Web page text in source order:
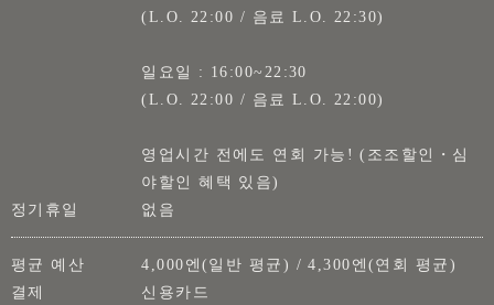
(L.O. 22:00 / 음료 L.O. 22:30)
일요일 : 16:00~22:30
(L.O. 22:00 / 음료 L.O. 22:00)
영업시간 전에도 연회 가능! (조조할인・심
야할인 혜택 있음)
정기휴일
없음
평균 예산
4,000엔(일반 평균) / 4,300엔(연회 평균)
결제
신용카드